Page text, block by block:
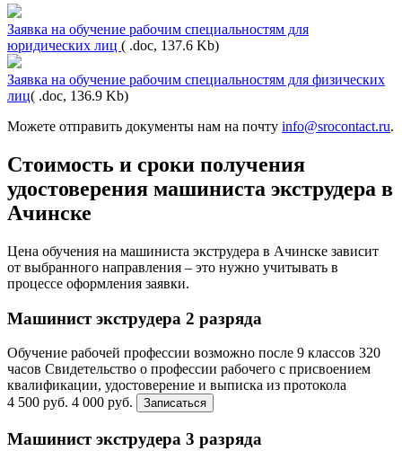
Заявка на обучение рабочим специальностям для
юридических лиц ( .doc, 137.6 Kb)
Заявка на обучение рабочим специальностям для физических
лиц( .doc, 136.9 Kb)
Можете отправить документы нам на почту info@srocontact.ru.
Стоимость и сроки получения
удостоверения машиниста экструдера в
Ачинске
Цена обучения на машиниста экструдера в Ачинске зависит
от выбранного направления – это нужно учитывать в
процессе оформления заявки.
Машинист экструдера 2 разряда
Обучение рабочей профессии возможно после 9 классов 320
часов Свидетельство о профессии рабочего с присвоением
квалификации, удостоверение и выписка из протокола
4 500 руб. 4 000 руб. Записаться
Машинист экструдера 3 разряда